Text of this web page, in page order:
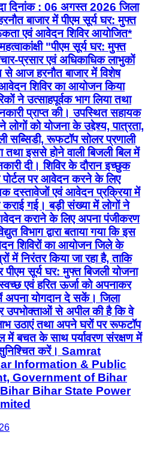
दिनांक : 06 अगस्त 2026 जिला
बाजार में पीएम सूर्य घर: मुफ्त
एवं आवेदन शिविर आयोजित*
"पीएम सूर्य घर: मुफ्त
प्रसार एवं अधिकाधिक लाभुकों
से आज हरनौत बाजार में विशेष
शिविर का आयोजन किया
ने उत्साहपूर्वक भाग लिया तथा
प्राप्त की। उपस्थित सहायक
को योजना के उद्देश्य, पात्रता,
सब्सिडी, रूफटॉप सोलर प्रणाली
इससे होने वाली बिजली बिल में
दी। शिविर के दौरान इच्छुक
पोर्टल पर आवेदन करने के लिए
दस्तावेजों एवं आवेदन प्रक्रिया में
गई। बड़ी संख्या में लोगों ने
कराने के लिए अपना पंजीकरण
विभाग द्वारा बताया गया कि इस
शिविरों का आयोजन जिले के
में निरंतर किया जा रहा है, ताकि
सूर्य घर: मुफ्त बिजली योजना
एवं हरित ऊर्जा को अपनाकर
में अपना योगदान दे सकें। जिला
उपभोक्ताओं से अपील की है कि वे
उठाएं तथा अपने घरों पर रूफटॉप
में बचत के साथ पर्यावरण संरक्षण में
सुनिश्चित करें। Samrat
Information & Public
Government of Bihar
Bihar State Power